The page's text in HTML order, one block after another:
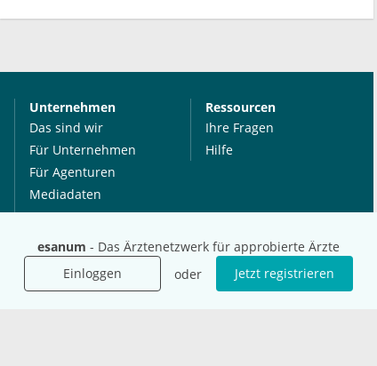
esanum - Das Ärztenetzwerk für approbierte Ärzte
Einloggen
oder Jetzt registrieren
Unternehmen
Das sind wir
Für Unternehmen
Für Agenturen
Mediadaten
Presse
Jobs
Ressourcen
Ihre Fragen
Hilfe